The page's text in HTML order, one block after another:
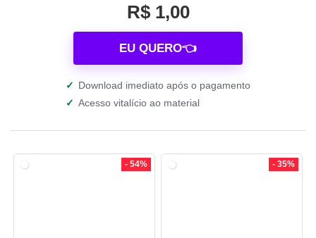
R$ 1,00
EU QUERO👈
✓ Download imediato após o pagamento
✓ Acesso vitalício ao material
- 54% - 35%